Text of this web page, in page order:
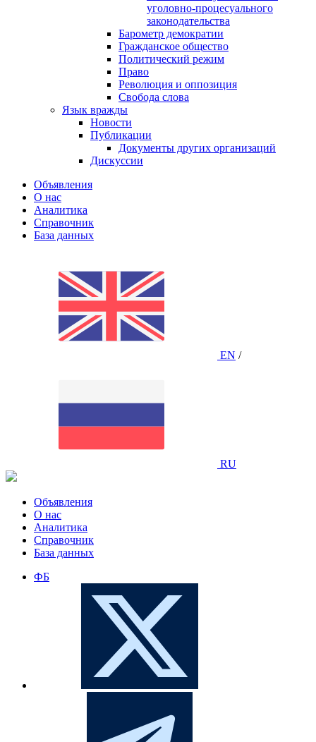
уголовно-процесуального
законодательства
Барометр демократии
Гражданское общество
Политический режим
Право
Революция и оппозиция
Свобода слова
Язык вражды
Новости
Публикации
Документы других организаций
Дискуссии
Объявления
О нас
Аналитика
Справочник
База данных
EN /
RU
Объявления
О нас
Аналитика
Справочник
База данных
ФБ